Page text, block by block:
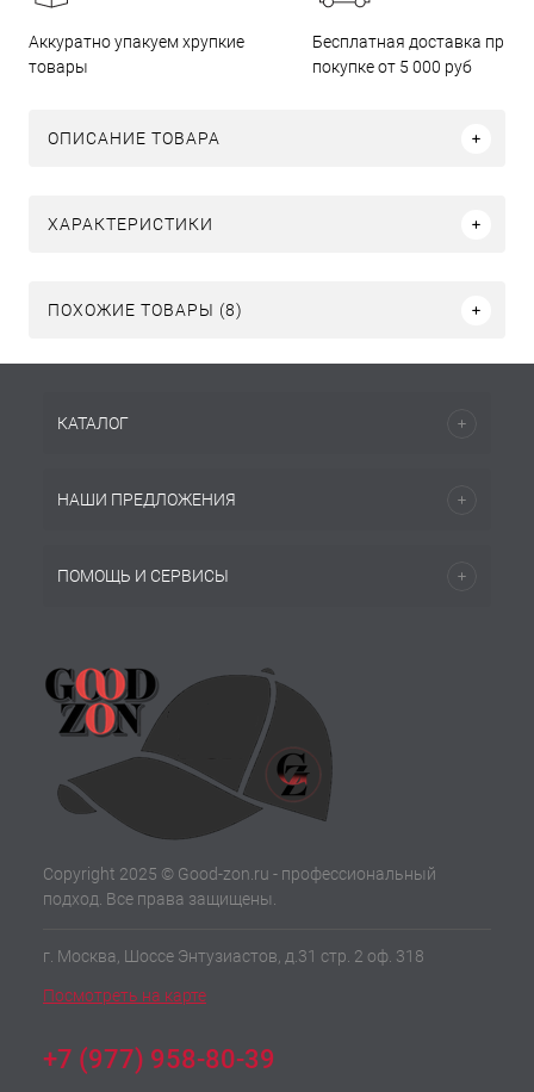
Аккуратно упакуем хрупкие
товары
Бесплатная доставка при
покупке от 5 000 руб
ОПИСАНИЕ ТОВАРА
ХАРАКТЕРИСТИКИ
ПОХОЖИЕ ТОВАРЫ (8)
КАТАЛОГ
НАШИ ПРЕДЛОЖЕНИЯ
ПОМОЩЬ И СЕРВИСЫ
Copyright 2025 © Good-zon.ru - профессиональный
подход. Все права защищены.
г. Москва, Шоссе Энтузиастов, д.31 стр. 2 оф. 318
Посмотреть на карте
+7 (977) 958-80-39